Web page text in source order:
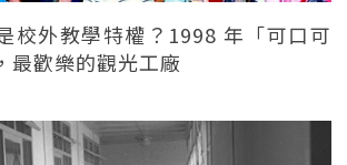
校外教學特權？1998 年「可口可
最歡樂的觀光工廠